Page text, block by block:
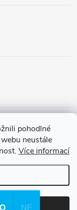
pohodlné
neustále
Více informací
platba Tříletá záruka
práva vyhrazena.
NE